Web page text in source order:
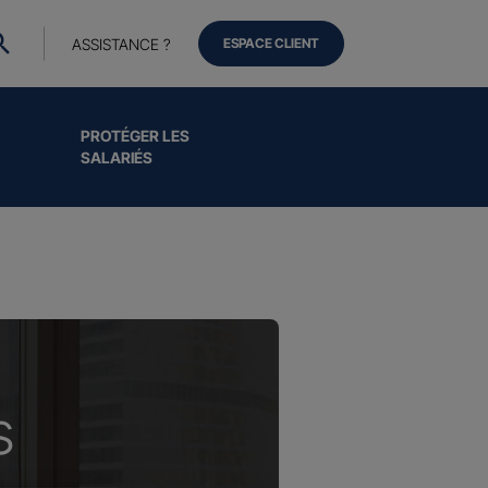
PROTÉGER LES
SALARIÉS
ASSISTANCE ? ESPACE CLIENT